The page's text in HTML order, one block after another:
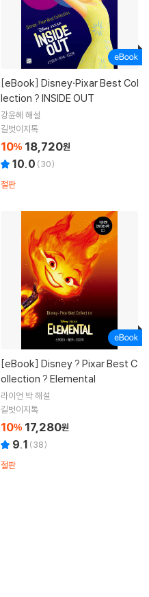
[eBook]
lection ? INSIDE OUT
강윤혜 해설
길벗이지톡
10% 18,720원
10.0 (30)
절판
[eBook]
ollection ? Elemental
라이언 박 해설
길벗이지톡
10% 17,280원
9.1 (38)
절판